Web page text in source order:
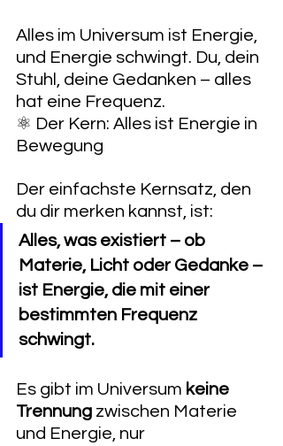
Alles im Universum ist Energie,
und Energie schwingt. Du, dein
Stuhl, deine Gedanken – alles
hat eine Frequenz.
⚛️ Der Kern: Alles ist Energie in
Bewegung
Der einfachste Kernsatz, den
du dir merken kannst, ist:
Alles, was existiert – ob
Materie, Licht oder Gedanke –
ist Energie, die mit einer
bestimmten Frequenz
schwingt.
Es gibt im Universum keine
Trennung zwischen Materie
und Energie, nur